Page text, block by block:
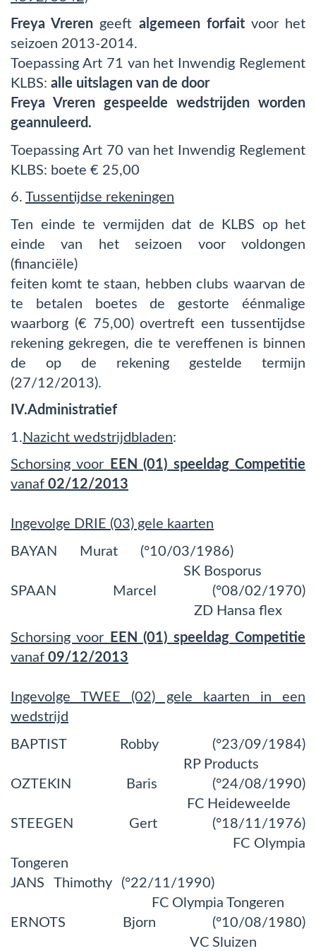
Freya Vreren geeft algemeen forfaitvoor het
seizoen 2013-2014.
Toepassing Art 71 van het Inwendig Reglement
KLBS: alle uitslagen van de door
Freya Vreren gespeelde wedstrijden worden
geannuleerd.
Toepassing Art 70 van het Inwendig Reglement
KLBS: boete € 25,00
6. Tussentijdse rekeningen
Ten einde te vermijden dat de KLBS op het
einde van het seizoen voor voldongen
(financiële)
feiten komt te staan, hebben clubs waarvan de
te betalen boetes de gestorte éénmalige
waarborg (€ 75,00) overtreft een tussentijdse
rekening gekregen, die te vereffenen is binnen
de op de rekening gestelde termijn
(27/12/2013).
IV.Administratief
1. Nazicht wedstrijdbladen:
Schorsing voor
EEN (01) speeldag Competitie
vanaf 02/12/2013
Ingevolge DRIE (03) gele kaarten
BAYAN Murat (°10/03/1986)
SK Bosporus
SPAAN Marcel (°08/02/1970)
ZD Hansa flex
Schorsing voor
EEN (01) speeldag Competitie
vanaf 09/12/2013
Ingevolge TWEE (02) gele kaarten in een
wedstrijd
BAPTIST Robby (°23/09/1984)
RP Products
OZTEKIN Baris (°24/08/1990)
FC Heideweelde
STEEGEN Gert (°18/11/1976)
FC Olympia
Tongeren
JANS Thimothy (°22/11/1990)
FC Olympia Tongeren
ERNOTS Bjorn (°10/08/1980)
VC Sluizen